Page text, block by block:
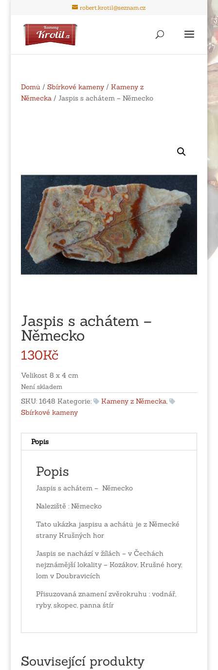
robert.krotil@seznam.cz
Domů / Sbírkové kameny/ Kameny z
Německa/ Jaspis s achátem – Německo
Jaspis s achátem –
Německo
130Kč
Velikost 8 x 4 cm
Není skladem
SKU: 1648 Kategorie: Kameny z Německa,
Sbírkové kameny
Popis
Popis
Jaspis s achátem – Německo
Naleziště : Německo
Tato ukázka jaspisu a achátů je z Německé
strany Krušných hor
Jaspis se nachází v žílách – v Čechách
nejznámější lokality – Kozákov, Krušné hory,
lom v Doubravicích
Přisuzovaná znamení zvěrokruhu : vodnář,
ryby, skopec, panna śtír
Související produkty